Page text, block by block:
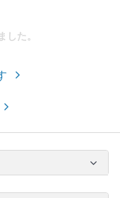
した。